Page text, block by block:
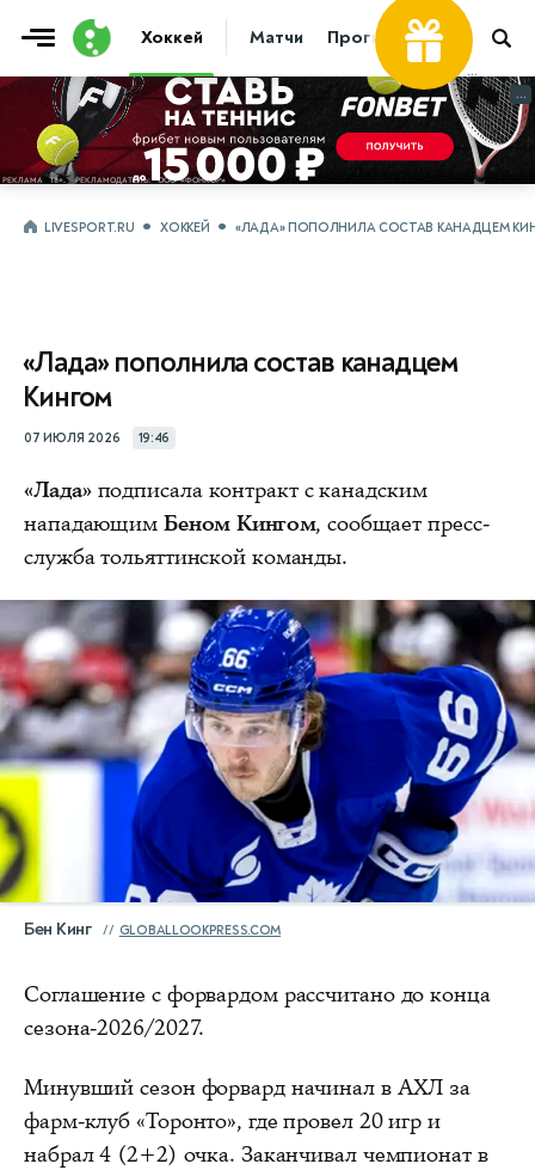
Хоккей Матчи Прогнозы
...
...
LIVESPORT.RU ХОККЕЙ «ЛАДА» ПОПОЛНИЛА СОСТАВ КАНАДЦЕМ
«Лада» пополнила состав канадцем
Кингом
07 ИЮЛЯ 2026 19:46
«Лада»подписала контракт с канадским
нападающим Беном Кингом, сообщает пресс-
служба тольяттинской команды.
Бен Кинг GLOBALLOOKPRESS.COM
Соглашение с форвардом рассчитано до конца
сезона-2026/2027.
Минувший сезон форвард начинал в АХЛ за
фарм-клуб «Торонто», где провел 20 игр и
набрал 4 (2+2) очка. Заканчивал чемпионат в